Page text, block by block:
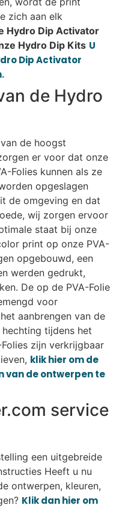
zich aan elk
Hydro Dip Activator
Hydro Dip Kits U
Dip Activator
de Hydro
de hoogst
er voor dat onze
Folies kunnen als ze
opgeslagen
de omgeving en dat
wij zorgen ervoor
staat bij onze
print op onze PVA-
opgebouwd, een
werden gedrukt,
De op de PVA-Folie
voor
aanbrengen van de
tijdens het
zijn verkrijgbaar
klik hier om de
van de ontwerpen te
service
een uitgebreide
Heeft u nu
ontwerpen, kleuren,
Klik dan hier om